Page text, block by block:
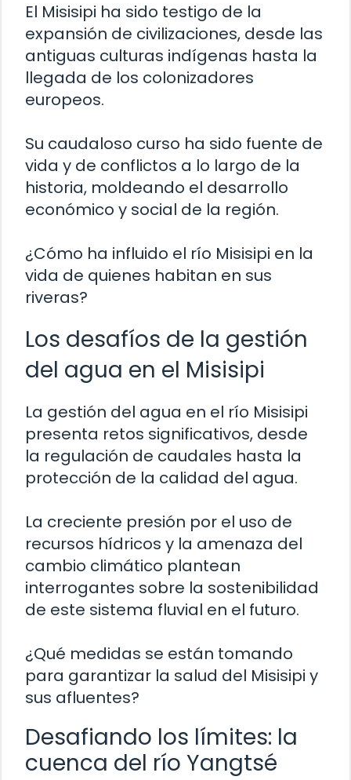
El Misisipi ha sido testigo de la
expansión de civilizaciones, desde las
antiguas culturas indígenas hasta la
llegada de los colonizadores
europeos.
Su caudaloso curso ha sido fuente de
vida y de conflictos a lo largo de la
historia, moldeando el desarrollo
económico y social de la región.
¿Cómo ha influido el río Misisipi en la
vida de quienes habitan en sus
riveras?
Los desafíos de la gestión
del agua en el Misisipi
La gestión del agua en el río Misisipi
presenta retos significativos, desde
la regulación de caudales hasta la
protección de la calidad del agua.
La creciente presión por el uso de
recursos hídricos y la amenaza del
cambio climático plantean
interrogantes sobre la sostenibilidad
de este sistema fluvial en el futuro.
¿Qué medidas se están tomando
para garantizar la salud del Misisipi y
sus afluentes?
Desafiando los límites: la
cuenca del río Yangtsé